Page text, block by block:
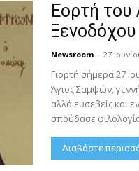
Εορτή του
Newsroom - 27
Γιορτή σήμερα 27
Άγιος Σαμψών,
αλλά ευσεβείς και
σπούδασε
Διαβάστε